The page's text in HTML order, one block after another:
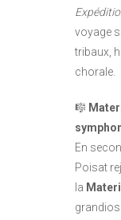
voyage
tribaux,
chorale.
🎼
En
Poisat
la